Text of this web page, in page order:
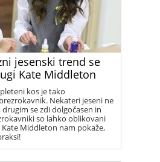
jesenski trend se
Kate Middleton
kos je tako
Nekateri jeseni ne
se zdi dolgočasen in
so lahko oblikovani
Middleton nam pokaže,